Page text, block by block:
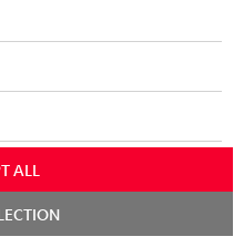
– Schwarz
ALL